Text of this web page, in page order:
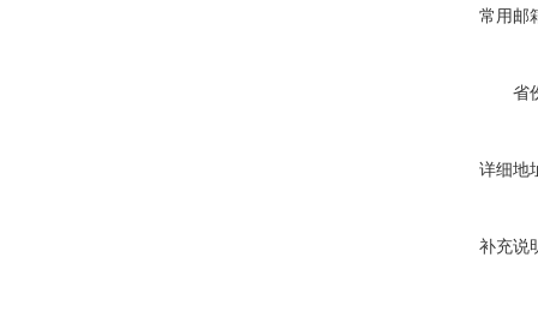
常用邮
省
详细地
补充说